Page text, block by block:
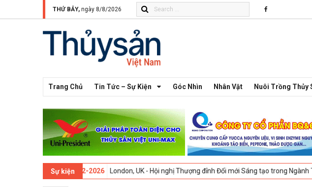
THỨ BẢY, ngày 8/8/2026
Trang Chủ Tin Tức – Sự Kiện Góc Nhìn Nhân Vật Nuôi Trồng Thủy
Sự kiện
09-02-2026 London, UK - Hội nghị Thượng đỉnh Đổi mới Sáng tạo trong Ngành Thực phẩm